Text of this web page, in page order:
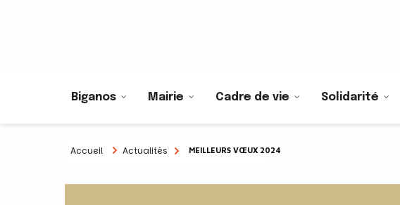
Biganos Mairie Cadre de vie Solidarité
Accueil Actualités MEILLEURS VŒUX 2024